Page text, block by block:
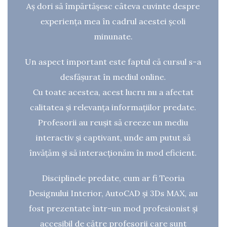
Aș dori să împărtășesc câteva cuvinte despre
experiența mea în cadrul acestei școli
minunate.
Un aspect important este faptul că cursul s-a
desfășurat în mediul online.
Cu toate acestea, acest lucru nu a afectat
calitatea și relevanța informațiilor predate.
Profesorii au reușit să creeze un mediu
interactiv și captivant, unde am putut să
învățăm și să interacționăm în mod eficient.
Disciplinele predate, cum ar fi Teoria
Designului Interior, AutoCAD și 3Ds MAX, au
fost prezentate într-un mod profesionist și
accesibil de către profesorii care sunt